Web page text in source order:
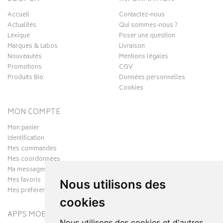
Nous utilisons des
cookies
Accueil
Actualités
Lexique
Marques & Labos
Nouveautés
Promotions
Produits Bio
Contactez-nous
Qui sommes-nous ?
Poser une question
Livraison
Mentions légales
CGV
Données personnelles
Cookies
MON COMPTE
Mon panier
Identification
Mes commandes
Mes coordonnées
Ma messagerie
Mes favoris
Mes préférences Cookies
APPS MOBILES